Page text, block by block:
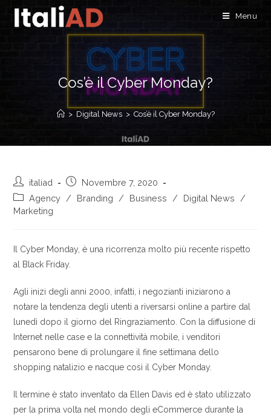
Menu
Cos’è il Cyber Monday?
> Digital News > Cos’è il Cyber Monday?
italiad
Novembre 7, 2020
Agency / Branding / Business / Digital News
/
Marketing
Il Cyber Monday, è una ricorrenza molto più recente rispetto
al Black Friday.
Agli inizi degli anni 2000, infatti, i negozianti iniziarono a
notare la tendenza degli utenti a riversarsi online a partire dal
lunedì dopo il giorno del Ringraziamento. Con la diffusione di
Internet nelle case e la connettività mobile, i venditori
pensarono bene di prolungare il fine settimana dello
shopping natalizio e nacque così il Cyber Monday.
Il termine è stato inventato da Ellen Davis ed è stato utilizzato
per la prima volta nel mondo degli eCommerce durante la